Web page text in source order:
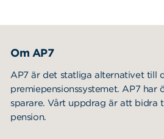
Om AP7
AP7 är det statliga alternativet till
premiepensionssystemet. AP7 har
sparare. Vårt uppdrag är att bidra
pension.